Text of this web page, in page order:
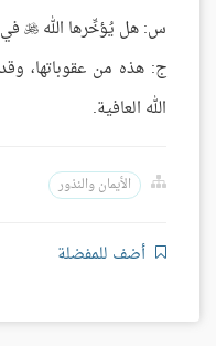
س: هل يُؤخِّرها الله 
ج: هذه من عقوباتها،
الله العافية.
الأيمان والنذور
أضف للمفضلة